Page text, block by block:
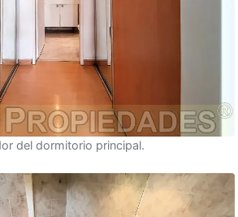
del dormitorio principal.